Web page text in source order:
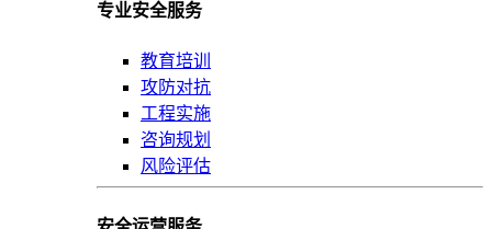
专业安全服务
教育培训
攻防对抗
工程实施
咨询规划
风险评估